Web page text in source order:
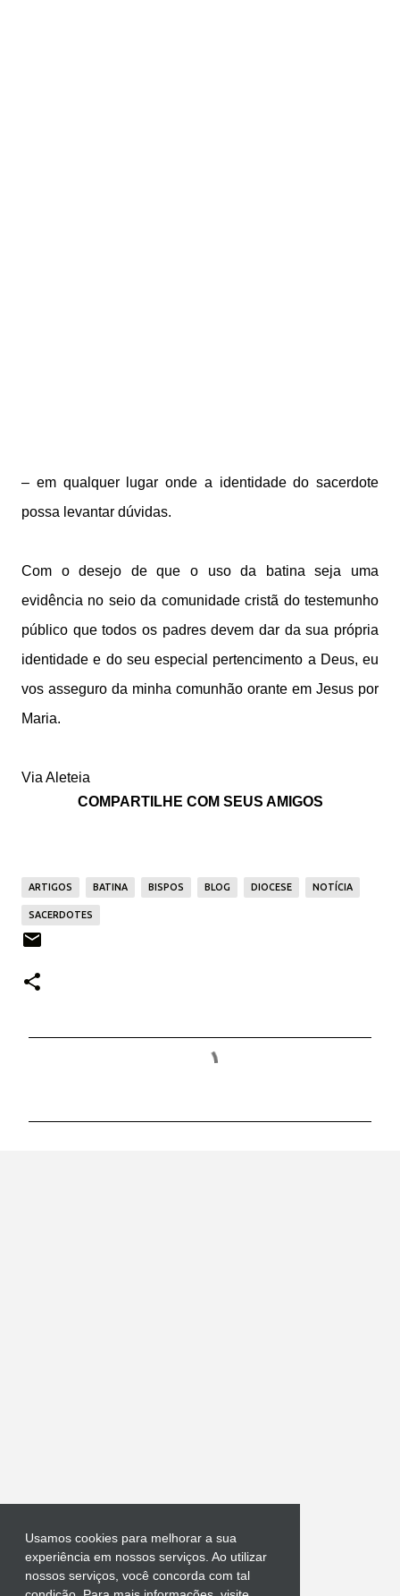
Usamos cookies para melhorar a sua
experiência em nossos serviços. Ao utilizar
nossos serviços, você concorda com tal
– em qualquer lugar onde a identidade do sacerdote
possa levantar dúvidas.
Com o desejo de que o uso da batina seja uma
evidência no seio da comunidade cristã do testemunho
público que todos os padres devem dar da sua própria
identidade e do seu especial pertencimento a Deus, eu
vos asseguro da minha comunhão orante em Jesus por
Maria.
Via Aleteia
COMPARTILHE COM SEUS AMIGOS
ARTIGOS BATINA BISPOS BLOG DIOCESE NOTÍCIA
SACERDOTES